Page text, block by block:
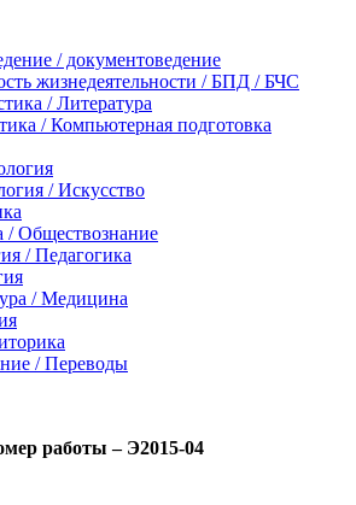
/ документоведение
жизнедеятельности / БПД / БЧС
/ Литература
/ Компьютерная подготовка
/ Искусство
/ Обществознание
/ Педагогика
/ Медицина
/ Переводы
работы – Э2015-04